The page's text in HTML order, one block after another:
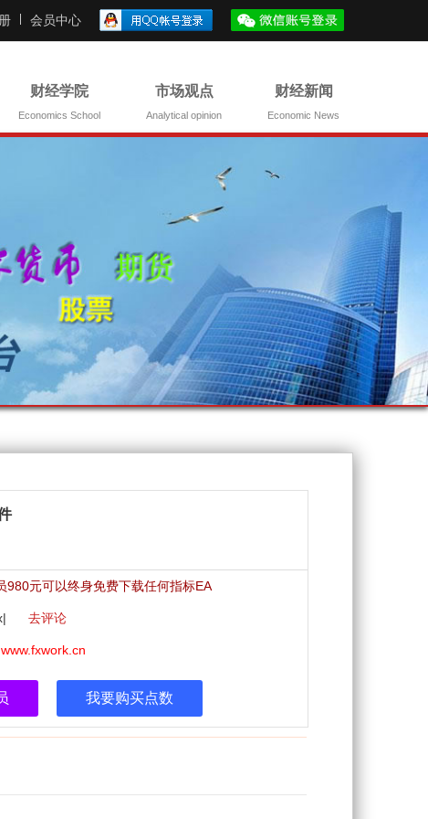
会员中心
财经学院
Economics School
市场观点
Analytical opinion
财经新闻
Economic News
980元可以终身免费下载任何指标EA
去评论
www.fxwork.cn
我要购买点数